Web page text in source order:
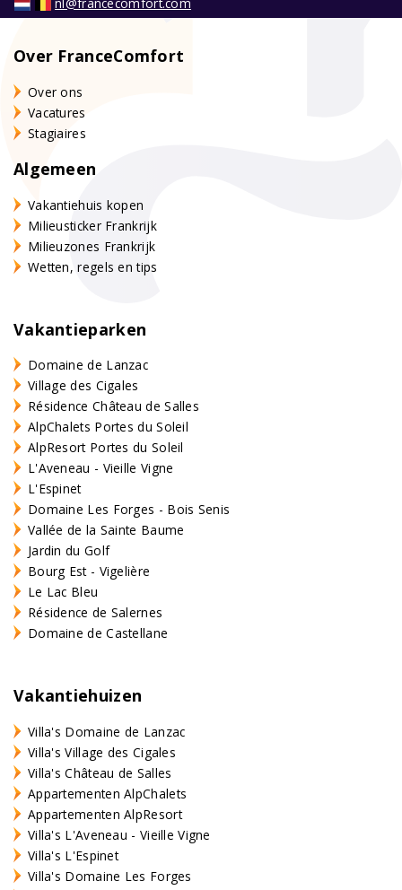
Over FranceComfort
Over ons
Vacatures
Stagiaires
Algemeen
Vakantiehuis kopen
Milieusticker Frankrijk
Milieuzones Frankrijk
Wetten, regels en tips
Vakantieparken
Domaine de Lanzac
Village des Cigales
Résidence Château de Salles
AlpChalets Portes du Soleil
AlpResort Portes du Soleil
L'Aveneau - Vieille Vigne
L'Espinet
Domaine Les Forges - Bois Senis
Vallée de la Sainte Baume
Jardin du Golf
Bourg Est - Vigelière
Le Lac Bleu
Résidence de Salernes
Domaine de Castellane
Vakantiehuizen
Villa's Domaine de Lanzac
Villa's Village des Cigales
Villa's Château de Salles
Appartementen AlpChalets
Appartementen AlpResort
Villa's L'Aveneau - Vieille Vigne
Villa's L'Espinet
Villa's Domaine Les Forges